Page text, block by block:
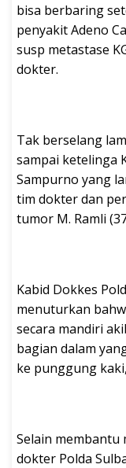
bisa berbaring
penyakit Adeno
susp metastase
dokter.
Tak berselang
sampai ketelinga
Sampurno yang
tim dokter dan
tumor M. Ramli
Kabid Dokkes
menuturkan
secara mandiri
bagian dalam
ke punggung
Selain membantu
dokter Polda